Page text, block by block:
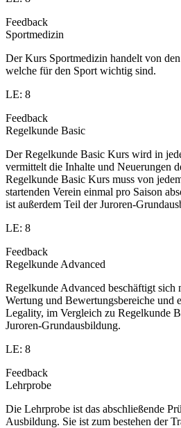
Feedback
Sportmedizin
Der Kurs Sportmedizin handelt von
welche für den Sport wichtig sind.
LE: 8
Feedback
Regelkunde Basic
Der Regelkunde Basic Kurs wird in
vermittelt die Inhalte und Neuerungen
Regelkunde Basic Kurs muss von
startenden Verein einmal pro Saison
ist außerdem Teil der Juroren-
LE: 8
Feedback
Regelkunde Advanced
Regelkunde Advanced beschäftigt sich
Wertung und Bewertungsbereiche und
Legality, im Vergleich zu Regelkunde
Juroren-Grundausbildung.
LE: 8
Feedback
Lehrprobe
Die Lehrprobe ist das abschließende
Ausbildung. Sie ist zum bestehen der